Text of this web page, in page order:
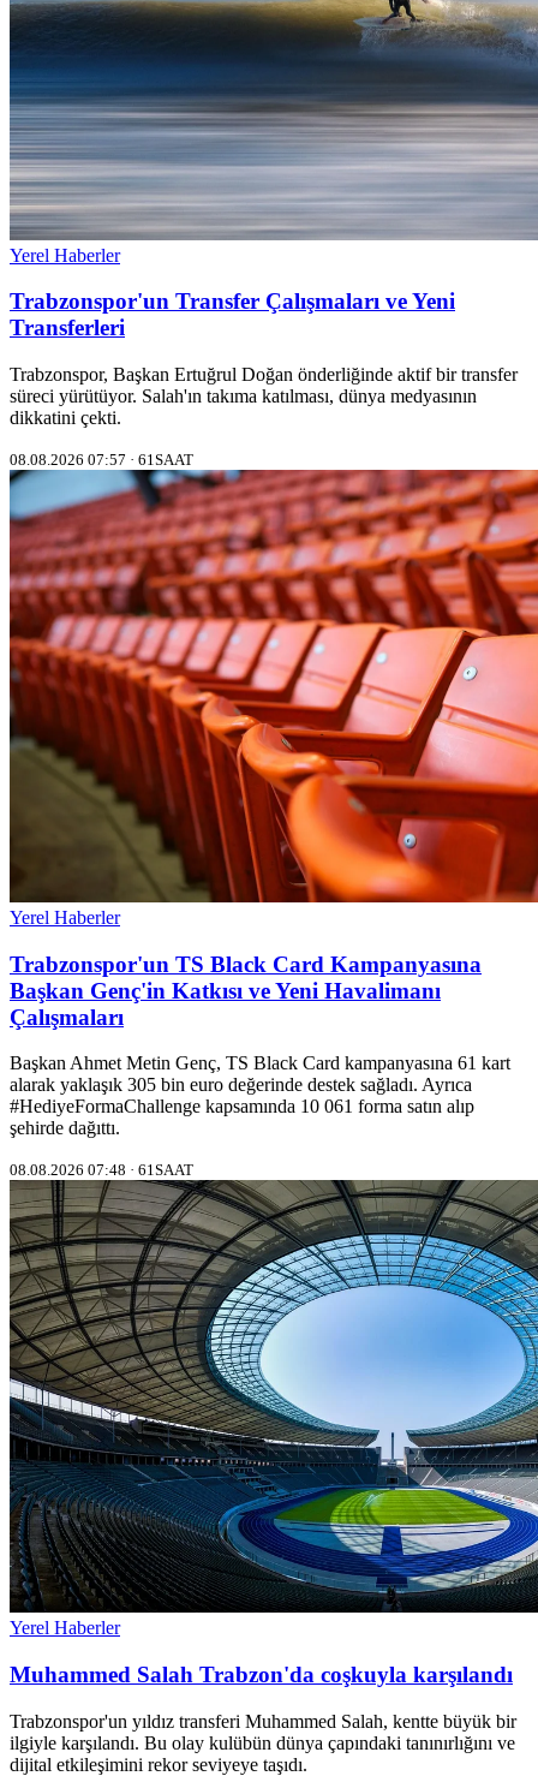
Yerel Haberler
Trabzonspor'un Transfer Çalışmaları ve Yeni
Transferleri
Trabzonspor, Başkan Ertuğrul Doğan önderliğinde aktif bir transfer
süreci yürütüyor. Salah'ın takıma katılması, dünya medyasının
dikkatini çekti.
08.08.2026 07:57 · 61SAAT
Yerel Haberler
Trabzonspor'un TS Black Card Kampanyasına
Başkan Genç'in Katkısı ve Yeni Havalimanı
Çalışmaları
Başkan Ahmet Metin Genç, TS Black Card kampanyasına 61 kart
alarak yaklaşık 305 bin euro değerinde destek sağladı. Ayrıca
#HediyeFormaChallenge kapsamında 10 061 forma satın alıp
şehirde dağıttı.
08.08.2026 07:48 · 61SAAT
Yerel Haberler
Muhammed Salah Trabzon'da coşkuyla karşılandı
Trabzonspor'un yıldız transferi Muhammed Salah, kentte büyük bir
ilgiyle karşılandı. Bu olay kulübün dünya çapındaki tanınırlığını ve
dijital etkileşimini rekor seviyeye taşıdı.